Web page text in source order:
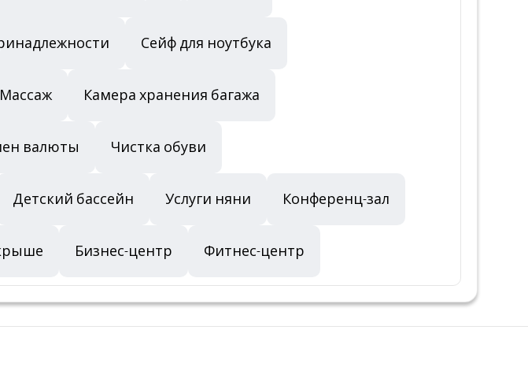
Сейф для ноутбука
Массаж Камера хранения багажа
валюты Чистка обуви
Детский бассейн Услуги няни Конференц-зал
Бизнес-центр Фитнес-центр